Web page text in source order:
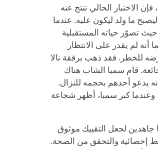
الاختبار الحالي تنتج عنه
ما ولد ليكون عليه. عندما
تصوّر حياته المستقبلية
لم يقدر على الانتظار
للخطر. فقد ذهب برفقة نالا
قام سمبا الشاب هناك
يدعو أحدهم بحجمه للنزال.
وعندما كبر سمبا، أظهر شجاعة
جاهدين لجعل التقييك موثوق
إحصائية والتحقق من الصحة.